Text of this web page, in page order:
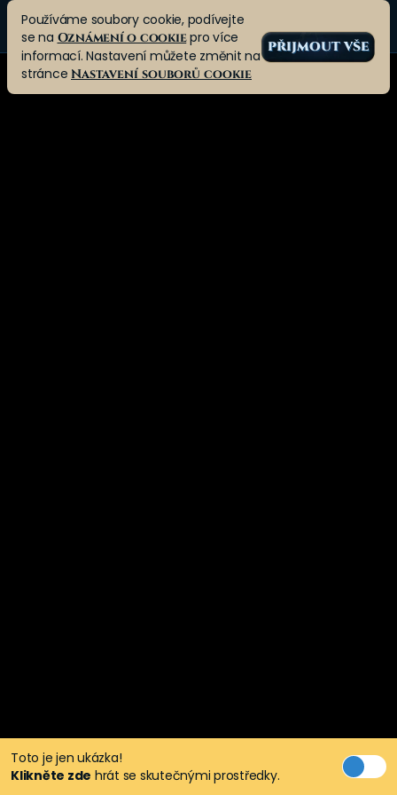
Toto je jen ukázka!
Klikněte zde hrát se skutečnými prostředky.
Používáme soubory cookie, podívejte
se na Oznámení o cookiepro více
informací. Nastavení můžete změnit na
stránce Nastavení souborů cookie
PŘIJMOUT VŠE